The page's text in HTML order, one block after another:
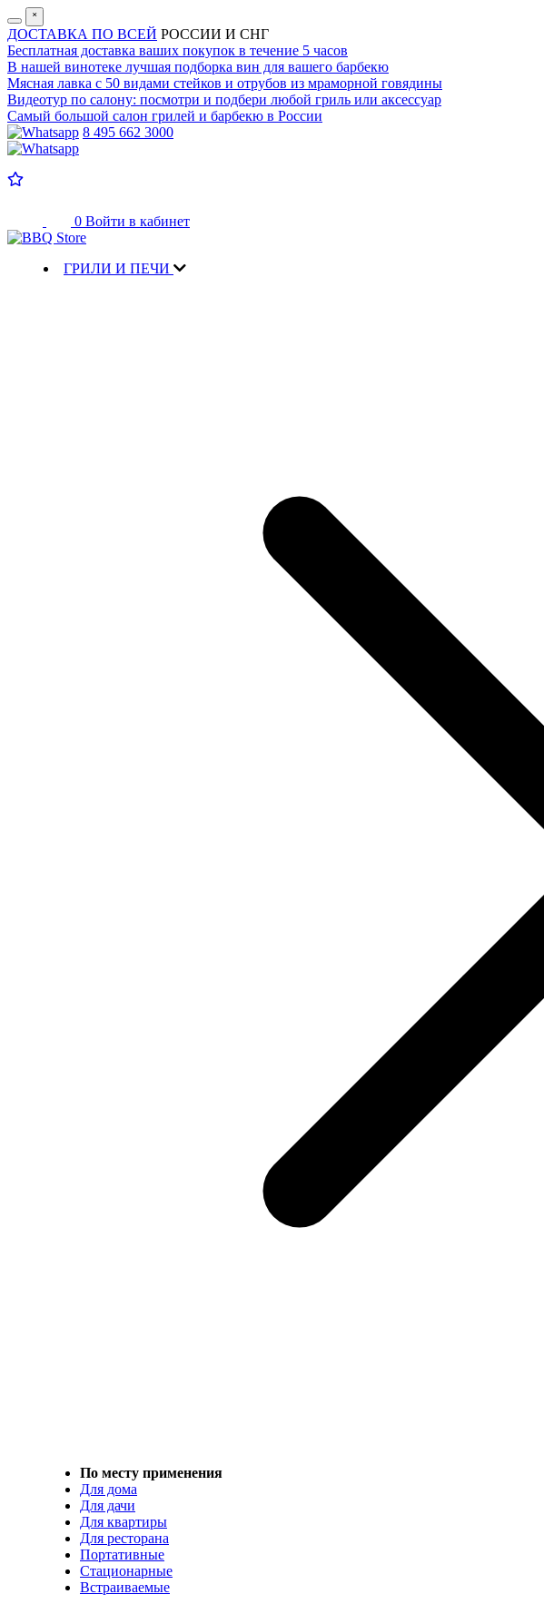
˟
ДОСТАВКА ПО ВСЕЙ РОССИИ И СНГ
Бесплатная доставка ваших покупок в течение 5 часов
В нашей винотеке лучшая подборка вин для вашего барбекю
Мясная лавка с 50 видами стейков и отрубов из мраморной говядины
Видеотур по салону: посмотри и подбери любой гриль или аксессуар
Самый большой салон грилей и барбекю в России
8 495 662 3000
0 Войти в кабинет
ГРИЛИ И ПЕЧИ
По месту применения
Для дома
Для дачи
Для квартиры
Для ресторана
Портативные
Стационарные
Встраиваемые